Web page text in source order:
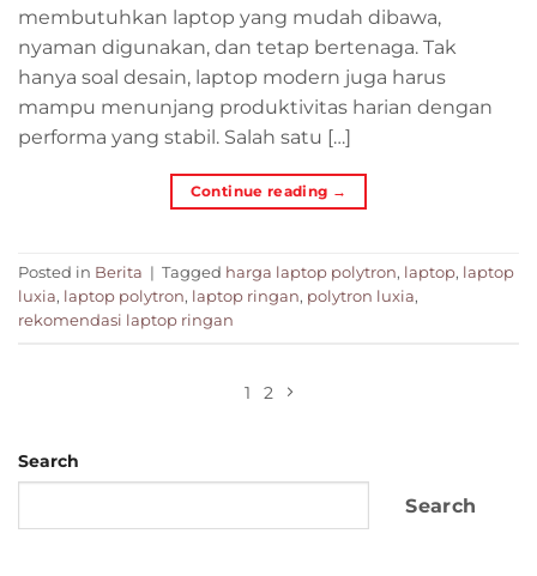
membutuhkan laptop yang mudah dibawa,
nyaman digunakan, dan tetap bertenaga. Tak
hanya soal desain, laptop modern juga harus
mampu menunjang produktivitas harian dengan
performa yang stabil. Salah satu […]
Continue reading →
Posted in Berita | Tagged harga laptop polytron, laptop, laptop
luxia, laptop polytron, laptop ringan, polytron luxia,
rekomendasi laptop ringan
1 2
Search
Search